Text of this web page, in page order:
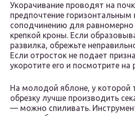
Укорачивание проводят на
предпочтение горизонтальным
соподчинению для
крепкой кроны. Если
развилка, обрежьте
Если отросток не подает
укоротите его и посмотрите на
На молодой яблоне, у которой
обрезку лучше производить
— можно спиливать.